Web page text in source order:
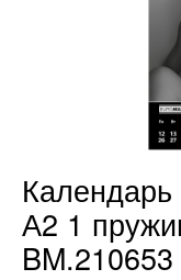
А2 1
BM.210653